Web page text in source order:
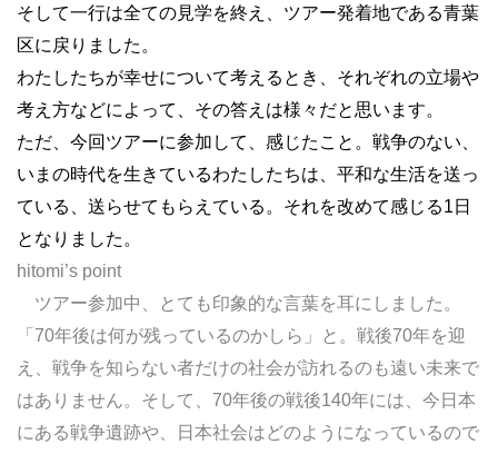
そして一行は全ての見学を終え、ツアー発着地である青葉
区に戻りました。
わたしたちが幸せについて考えるとき、それぞれの立場や
考え方などによって、その答えは様々だと思います。
ただ、今回ツアーに参加して、感じたこと。戦争のない、
いまの時代を生きているわたしたちは、平和な生活を送っ
ている、送らせてもらえている。それを改めて感じる1日
となりました。
hitomi’s point
ツアー参加中、とても印象的な言葉を耳にしました。
「70年後は何が残っているのかしら」と。戦後70年を迎
え、戦争を知らない者だけの社会が訪れるのも遠い未来で
はありません。そして、70年後の戦後140年には、今日本
にある戦争遺跡や、日本社会はどのようになっているので